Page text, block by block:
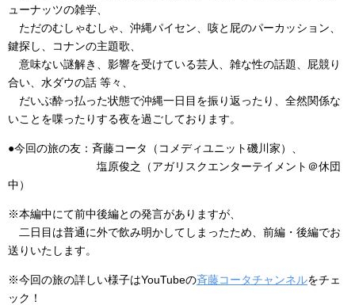
ューナッツの雑学、
ただのむしゃむしゃ、沖縄パイセン、咳と屁のパーカッション、
鍵探し、コナンの主題歌、
意味ない謎解き、影響を受けている芸人、雑な性の話題、屁競り
合い、水ダウの話 等々、
だいぶ酔っ払った状態で沖縄一日目を振り返ったり、全然関係な
いことを喋ったりする夜を過ごしております。
●今回の旅の友：斉藤コータ（コメディユニット磯川家）、
塩原俊之（アガリスクエンターテイメント＠休団
中）
※本編中にて前中後編との発言がありますが、
二日目は普通に外で飲み明かしてしまったため、前編・後編でお
送りいたします。
※今回の旅の詳しい様子はYouTubeの斉藤コータチャンネルをチェ
ック！